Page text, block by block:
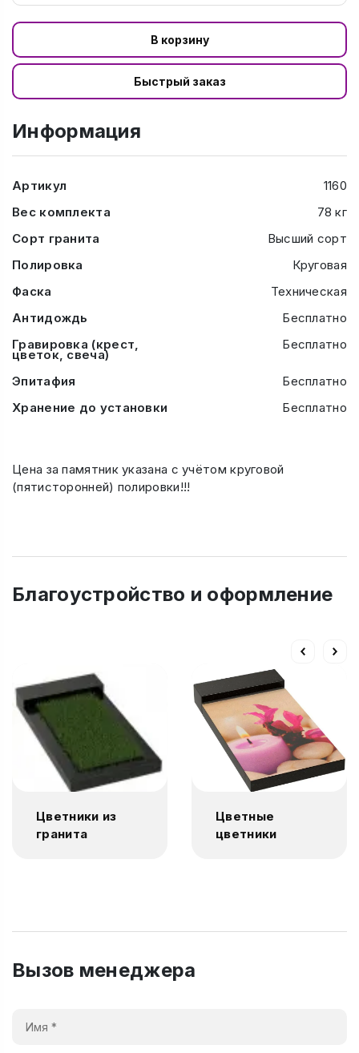
В корзину
Быстрый заказ
Информация
Артикул
1160
Вес комплекта
78 кг
Сорт гранита
Высший сорт
Полировка
Круговая
Фаска
Техническая
Антидождь
Бесплатно
Гравировка (крест,
цветок, свеча)
Бесплатно
Эпитафия
Бесплатно
Хранение до установки
Бесплатно
Цена за памятник указана с учётом круговой
(пятисторонней) полировки!!!
Благоустройство и оформление
Цветники из
гранита
Цветные
цветники
Вызов менеджера